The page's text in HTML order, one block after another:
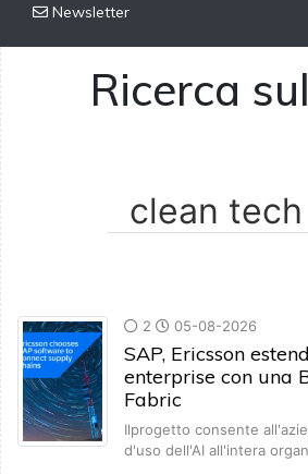
Newsletter
Ricerca
2 05-08-2026
SAP, Ericsson
enterprise con una
Fabric
Ilprogetto consente
d'uso dell'AI all'intera